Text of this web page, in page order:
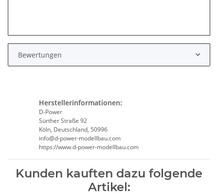
Bewertungen
Herstellerinformationen:
D-Power
Sürther Straße 92
Köln, Deutschland, 50996
info@d-power-modellbau.com
https://www.d-power-modellbau.com
Kunden kauften dazu folgende
Artikel: